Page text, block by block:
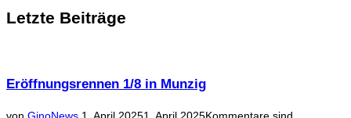
Navigation
Letzte Beiträge
Eröffnungsrennen 1/8 in Munzig
Veröffentlicht